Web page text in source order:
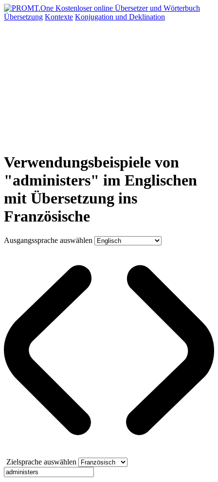
Übersetzung Kontexte Konjugation und Deklination
Verwendungsbeispiele von
"administers" im Englischen
mit Übersetzung ins
Französische
Ausgangssprache auswählen
Zielsprache auswählen